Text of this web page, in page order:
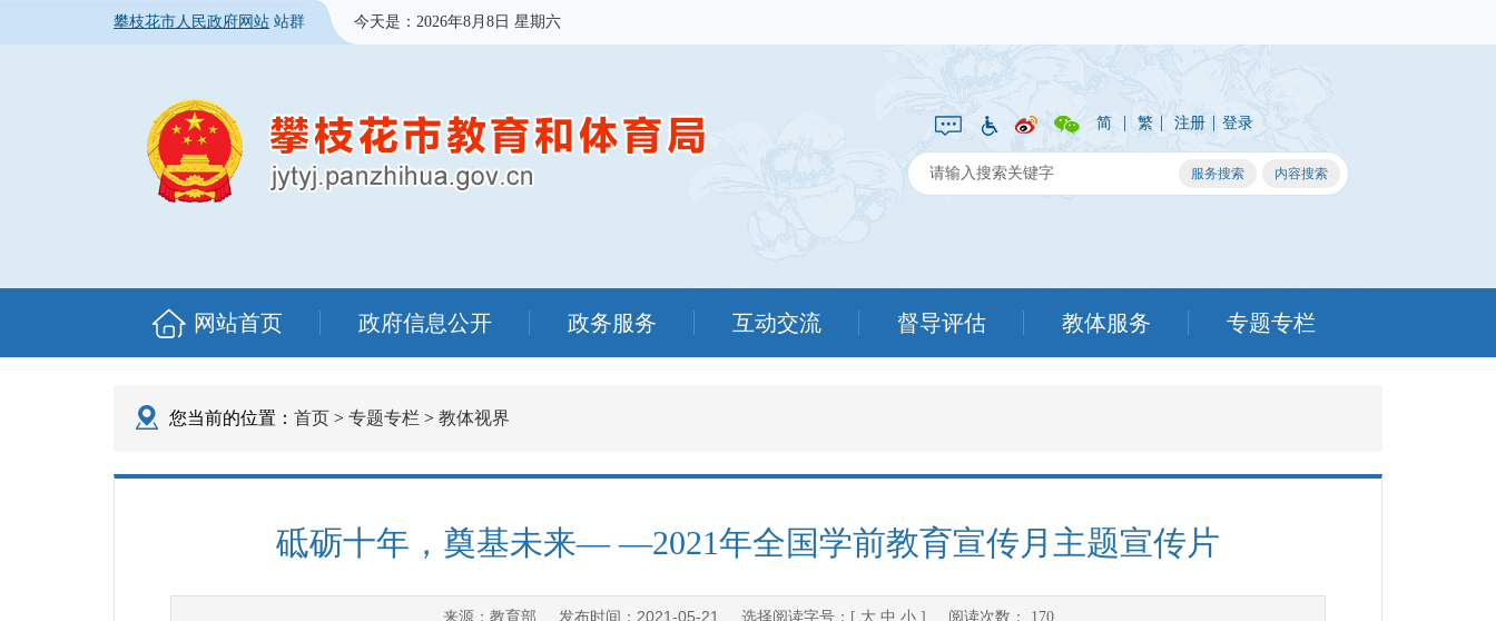
攀枝花市人民政府网站 站群 今天是： 2026年8月8日 星期六
简 | 繁 | 注册 | 登录
网站首页 政府信息公开 政务服务 互动交流 督导评估 教体服务 专题专栏
您当前的位置： 首页 > 专题专栏 > 教体视界
砥砺十年，奠基未来— —2021年全国学前教育宣传月主题宣传片
来源： 教育部 发布时间： 2021-05-21 选择阅读字号：[ 大 中 小] 阅读次数： 170